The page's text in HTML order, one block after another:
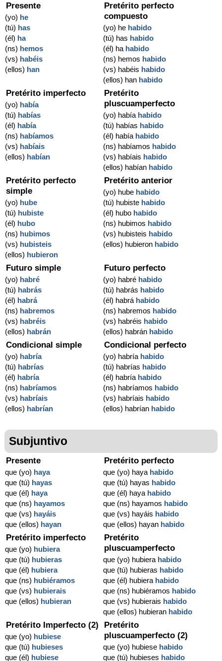
Presente
(yo) he
(tú) has
(él) ha
(ns) hemos
(vs) habéis
(ellos) han
Pretérito perfecto
compuesto
(yo) he habido
(tú) has habido
(él) ha habido
(ns) hemos habido
(vs) habéis habido
(ellos) han habido
Pretérito imperfecto
(yo) había
(tú) habías
(él) había
(ns) habíamos
(vs) habíais
(ellos) habían
Pretérito
pluscuamperfecto
(yo) había habido
(tú) habías habido
(él) había habido
(ns) habíamos habido
(vs) habíais habido
(ellos) habían habido
Pretérito perfecto
simple
(yo) hube
(tú) hubiste
(él) hubo
(ns) hubimos
(vs) hubisteis
(ellos) hubieron
Pretérito anterior
(yo) hube habido
(tú) hubiste habido
(él) hubo habido
(ns) hubimos habido
(vs) hubisteis habido
(ellos) hubieron habido
Futuro simple
(yo) habré
(tú) habrás
(él) habrá
(ns) habremos
(vs) habréis
(ellos) habrán
Futuro perfecto
(yo) habré habido
(tú) habrás habido
(él) habrá habido
(ns) habremos habido
(vs) habréis habido
(ellos) habrán habido
Condicional simple
(yo) habría
(tú) habrías
(él) habría
(ns) habríamos
(vs) habríais
(ellos) habrían
Condicional perfecto
(yo) habría habido
(tú) habrías habido
(él) habría habido
(ns) habríamos habido
(vs) habríais habido
(ellos) habrían habido
Subjuntivo
Presente
que (yo) haya
que (tú) hayas
que (él) haya
que (ns) hayamos
que (vs) hayáis
que (ellos) hayan
Pretérito perfecto
que (yo) haya habido
que (tú) hayas habido
que (él) haya habido
que (ns) hayamos habido
que (vs) hayáis habido
que (ellos) hayan habido
Pretérito imperfecto
que (yo) hubiera
que (tú) hubieras
que (él) hubiera
que (ns) hubiéramos
que (vs) hubierais
que (ellos) hubieran
Pretérito
pluscuamperfecto
que (yo) hubiera habido
que (tú) hubieras habido
que (él) hubiera habido
que (ns) hubiéramos habido
que (vs) hubierais habido
que (ellos) hubieran habido
Pretérito Imperfecto (2)
que (yo) hubiese
que (tú) hubieses
que (él) hubiese
Pretérito
pluscuamperfecto (2)
que (yo) hubiese habido
que (tú) hubieses habido